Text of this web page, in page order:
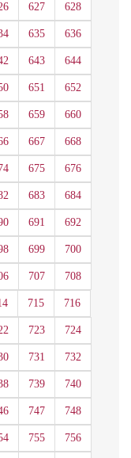
627 628
635 636
643 644
651 652
659 660
667 668
675 676
683 684
691 692
699 700
707 708
715 716
723 724
731 732
739 740
747 748
755 756